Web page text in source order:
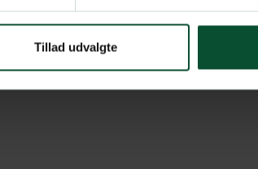
Tillad udvalgte